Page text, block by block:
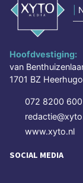
Hoofdvestiging:
van
1701 BZ
072 8200 600
www.xyto.nl
SOCIAL MEDIA